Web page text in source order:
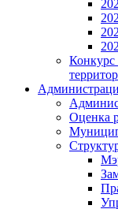
Конкурс
Оценка